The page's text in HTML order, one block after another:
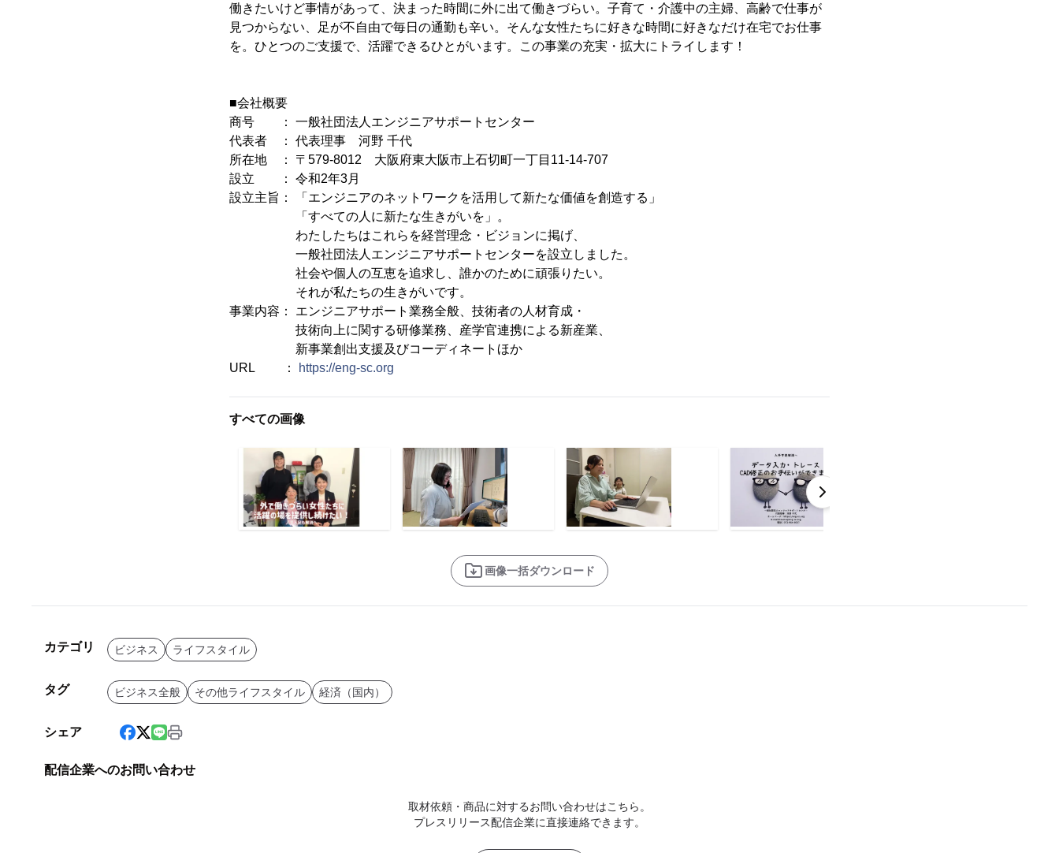
働きたいけど事情があって、決まった時間に外に出て働きづらい。子育て・介護中の主婦、高齢で仕事が
見つからない、足が不自由で毎日の通勤も辛い。そんな女性たちに好きな時間に好きなだけ在宅でお仕事
を。ひとつのご支援で、活躍できるひとがいます。この事業の充実・拡大にトライします！
■会社概要
商号 ： 一般社団法人エンジニアサポートセンター
代表者 ： 代表理事 河野 千代
所在地 ： 〒579-8012 大阪府東大阪市上石切町一丁目11-14-707
設立 ： 令和2年3月
設立主旨： 「エンジニアのネットワークを活用して新たな価値を創造する」
「すべての人に新たな生きがいを」。
わたしたちはこれらを経営理念・ビジョンに掲げ、
一般社団法人エンジニアサポートセンターを設立しました。
社会や個人の互恵を追求し、誰かのために頑張りたい。
それが私たちの生きがいです。
事業内容： エンジニアサポート業務全般、技術者の人材育成・
技術向上に関する研修業務、産学官連携による新産業、
新事業創出支援及びコーディネートほか
URL ：
https://eng-sc.org
すべての画像
画像一括ダウンロード
カテゴリ ビジネス ライフスタイル
タグ ビジネス全般 その他ライフスタイル 経済（国内）
シェア
配信企業へのお問い合わせ
取材依頼・商品に対するお問い合わせはこちら。
プレスリリース配信企業に直接連絡できます。